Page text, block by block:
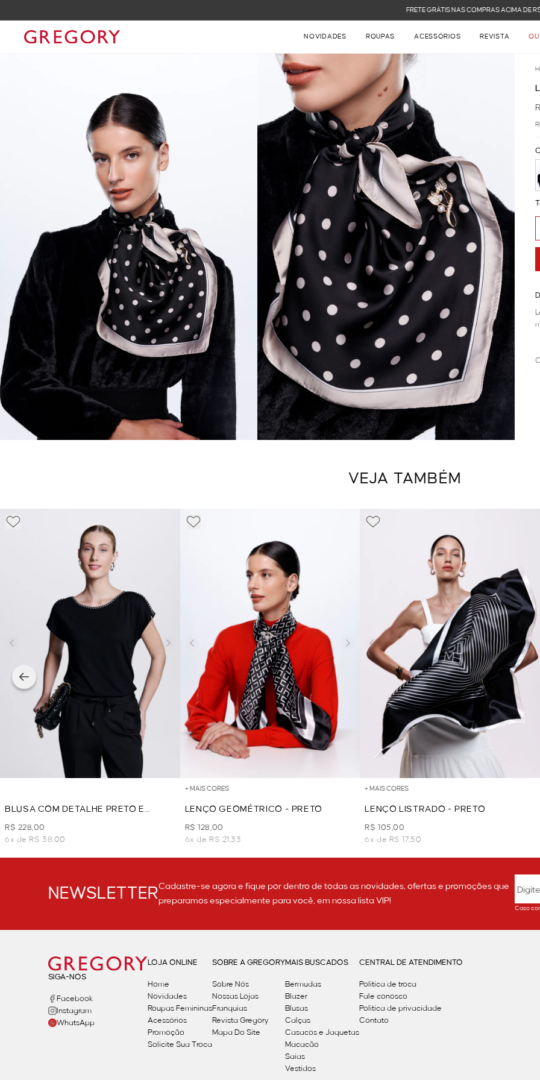
FRETE GRÁTIS NAS COMPRAS ACIMA DE R$ 899
NOVIDADES ROUPAS ACESSÓRIOS REVISTA
VEJA TAMBÉM
BLUSA COM DETALHE PRETO E
BRANCO - PRETO
R$ 228,00
6x de R$ 38,00
+ MAIS CORES
LENÇO GEOMÉTRICO - PRETO
R$ 128,00
6x de R$ 21,33
+ MAIS CORES
LENÇO LISTRADO - PRETO
R$ 105,00
6x de R$ 17,50
NEWSLETTERCadastre-se agora e fique por dentro de todas as novidades, ofertas e promoções que
preparamos especialmente para você, em nossa lista VIP!
Caso
SIGA-NOS
Facebook
Instagram
WhatsApp
LOJA ONLINE
Home
Novidades
Roupas Femininas
Acessórios
Promoção
Solicite Sua Troca
SOBRE A GREGORY
Sobre Nós
Nossas Lojas
Franquias
Revista Gregory
Mapa Do Site
MAIS BUSCADOS
Bermudas
Blazer
Blusas
Calças
Casacos e Jaquetas
Macacão
Saias
Vestidos
CENTRAL DE ATENDIMENTO
Política de troca
Fale conosco
Politica de privacidade
Contato